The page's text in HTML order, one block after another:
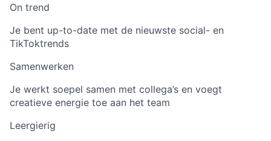
On trend
Je bent up-to-date met de nieuwste social- en
TikToktrends
Samenwerken
Je werkt soepel samen met collega’s en voegt
creatieve energie toe aan het team
Leergierig